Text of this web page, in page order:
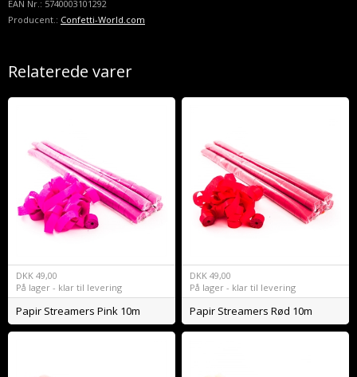
EAN Nr.: 5740003101292
Producent.: Confetti-World.com
Relaterede varer
DKK 49,00
På lager - klar til levering
Papir Streamers Pink 10m
DKK 49,00
På lager - klar til levering
Papir Streamers Rød 10m